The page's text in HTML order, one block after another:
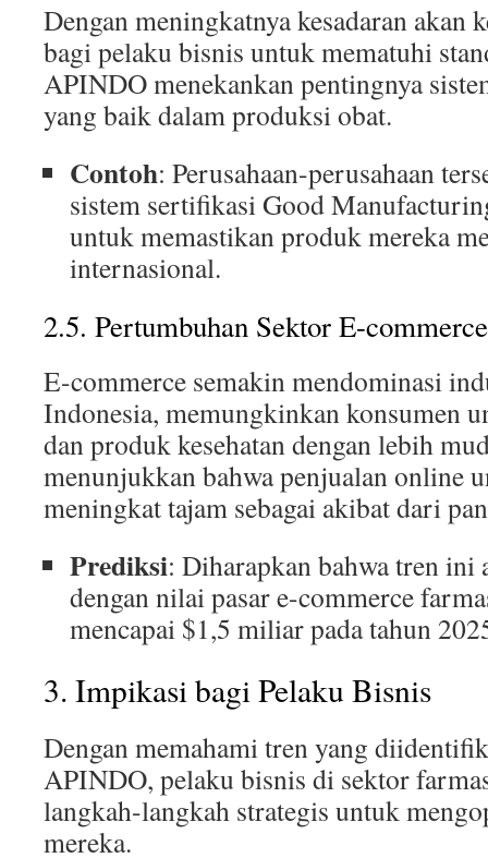
Dengan meningkatnya kesadaran akan
bagi pelaku bisnis untuk mematuhi
APINDO menekankan pentingnya
yang baik dalam produksi obat.
Contoh: Perusahaan-perusahaan
sistem sertifikasi Good
untuk memastikan produk mereka
internasional.
2.5. Pertumbuhan Sektor E-
E-commerce semakin mendominasi
Indonesia, memungkinkan konsumen
dan produk kesehatan dengan lebih
menunjukkan bahwa penjualan online
meningkat tajam sebagai akibat dari
Prediksi: Diharapkan bahwa tren ini
dengan nilai pasar e-commerce
mencapai $1,5 miliar pada tahun
3. Impikasi bagi Pelaku Bisnis
Dengan memahami tren yang
APINDO, pelaku bisnis di sektor
langkah-langkah strategis untuk
mereka.